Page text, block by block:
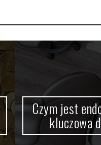
Czym jest
kluczowa